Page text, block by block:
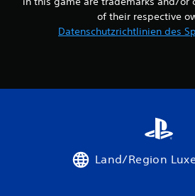
of their respective
Datenschutzrichtlinien des
Land/Region